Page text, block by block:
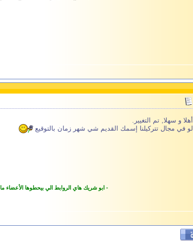
أهلا و سهلا, تم التغيير.
لو في مجال تتركيلنا إسمك القديم شي شهر زمان بالتوقيع
- ابو شريك هاي الروابط الي بيحطوها